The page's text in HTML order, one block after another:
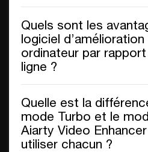
Quels sont les
logiciel
ordinateur par
ligne ?
Quelle est la
mode Turbo et le
Aiarty Video
utiliser chacun ?